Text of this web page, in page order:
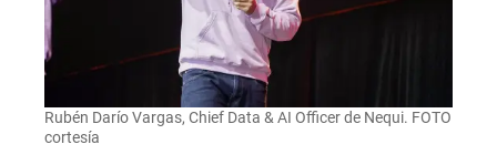
Rubén Darío Vargas, Chief Data & AI Officer de Nequi. FOTO
cortesía